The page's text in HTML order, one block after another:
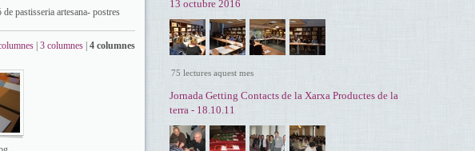
de pastisseria artesana- postres
3 columnes 4 columnes
13 octubre 2016
75 lectures aquest mes
Jornada Getting Contacts de la Xarxa Productes de la
terra - 18.10.11